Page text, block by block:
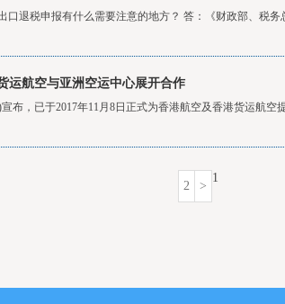
口退税申报有什么需要注意的地方？ 答：《财政部、税
运航空与亚洲空运中心展开合作
布，已于2017年11月8日正式为香港航空及香港货运航空
1
2 >